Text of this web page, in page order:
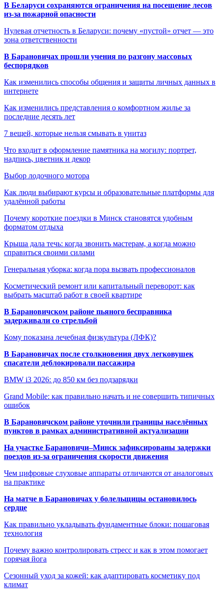
В Беларуси сохраняются ограничения на посещение лесов
из-за пожарной опасности
Нулевая отчетность в Беларуси: почему «пустой» отчет — это
зона ответственности
В Барановичах прошли учения по разгону массовых
беспорядков
Как изменились способы общения и защиты личных данных в
интернете
Как изменились представления о комфортном жилье за
последние десять лет
7 вещей, которые нельзя смывать в унитаз
Что входит в оформление памятника на могилу: портрет,
надпись, цветник и декор
Выбор лодочного мотора
Как люди выбирают курсы и образовательные платформы для
удалённой работы
Почему короткие поездки в Минск становятся удобным
форматом отдыха
Крыша дала течь: когда звонить мастерам, а когда можно
справиться своими силами
Генеральная уборка: когда пора вызвать профессионалов
Косметический ремонт или капитальный переворот: как
выбрать масштаб работ в своей квартире
В Барановичском районе пьяного бесправника
задерживали со стрельбой
Кому показана лечебная физкультура (ЛФК)?
В Барановичах после столкновения двух легковушек
спасатели деблокировали пассажира
BMW i3 2026: до 850 км без подзарядки
Grand Mobile: как правильно начать и не совершить типичных
ошибок
В Барановичском районе уточнили границы населённых
пунктов в рамках административной актуализации
На участке Барановичи–Минск зафиксированы задержки
поездов из-за ограничения скорости движения
Чем цифровые слуховые аппараты отличаются от аналоговых
на практике
На матче в Барановичах у болельщицы остановилось
сердце
Как правильно укладывать фундаментные блоки: пошаговая
технология
Почему важно контролировать стресс и как в этом помогает
горячая йога
Сезонный уход за кожей: как адаптировать косметику под
климат